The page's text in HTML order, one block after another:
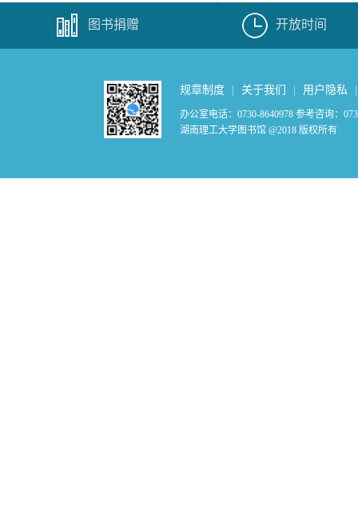
图书捐赠 开放时间
规章制度 关于我们 用户隐私
办公室电话：0730-8640978 参考咨询：
湖南理工大学图书馆 @2018 版权所有